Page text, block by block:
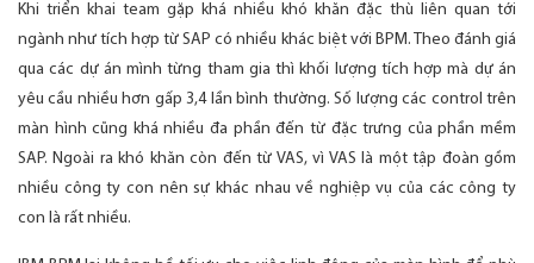
Khi triển khai team gặp khá nhiều khó khăn đặc thù liên quan tới
ngành như tích hợp từ SAP có nhiều khác biệt với BPM. Theo đánh giá
qua các dự án mình từng tham gia thì khối lượng tích hợp mà dự án
yêu cầu nhiều hơn gấp 3,4 lần bình thường. Số lượng các control trên
màn hình cũng khá nhiều đa phần đến từ đặc trưng của phần mềm
SAP. Ngoài ra khó khăn còn đến từ VAS, vì VAS là một tập đoàn gồm
nhiều công ty con nên sự khác nhau về nghiệp vụ của các công ty
con là rất nhiều.